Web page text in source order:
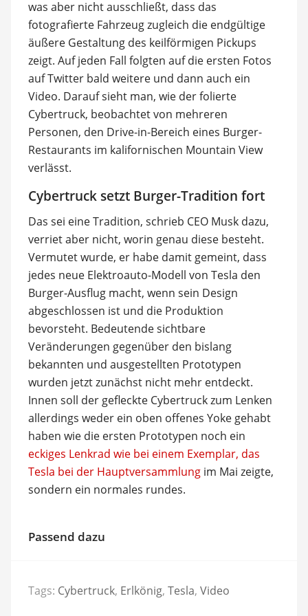
was aber nicht ausschließt, dass das
fotografierte Fahrzeug zugleich die endgültige
äußere Gestaltung des keilförmigen Pickups
zeigt. Auf jeden Fall folgten auf die ersten Fotos
auf Twitter bald weitere und dann auch ein
Video. Darauf sieht man, wie der folierte
Cybertruck, beobachtet von mehreren
Personen, den Drive-in-Bereich eines Burger-
Restaurants im kalifornischen Mountain View
verlässt.
Cybertruck setzt Burger-Tradition fort
Das sei eine Tradition, schrieb CEO Musk dazu,
verriet aber nicht, worin genau diese besteht.
Vermutet wurde, er habe damit gemeint, dass
jedes neue Elektroauto-Modell von Tesla den
Burger-Ausflug macht, wenn sein Design
abgeschlossen ist und die Produktion
bevorsteht. Bedeutende sichtbare
Veränderungen gegenüber den bislang
bekannten und ausgestellten Prototypen
wurden jetzt zunächst nicht mehr entdeckt.
Innen soll der gefleckte Cybertruck zum Lenken
allerdings weder ein oben offenes Yoke gehabt
haben wie die ersten Prototypen noch ein
eckiges Lenkrad wie bei einem Exemplar, das
Tesla bei der Hauptversammlungim Mai zeigte,
sondern ein normales rundes.
Passend dazu
Tags: Cybertruck, Erlkönig, Tesla, Video